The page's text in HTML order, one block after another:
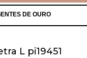
DE OURO
L pi19451